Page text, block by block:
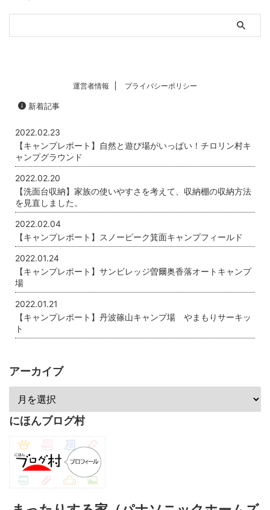
運営者情報 プライバシーポリシー
新着記事
2022.02.23
【キャンプレポート】自然と遊び場がいっぱい！チロリン村キ
ャンプグラウンド
2022.02.20
【洗面台収納】家族の使いやすさを考えて、収納棚の収納方法
を見直しました。
2022.02.04
【キャンプレポート】スノーピーク箕面キャンプフィールド
2022.01.24
【キャンプレポート】サンビレッジ曽爾奥香落オートキャンプ
場
2022.01.21
【キャンプレポート】丹波篠山キャンプ場 やまもりサーキッ
ト
アーカイブ
にほんブログ村